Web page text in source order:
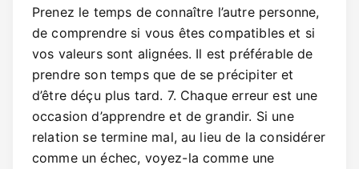
Prenez le temps de connaître l’autre personne,
de comprendre si vous êtes compatibles et si
vos valeurs sont alignées. Il est préférable de
prendre son temps que de se précipiter et
d’être déçu plus tard. 7. Chaque erreur est une
occasion d’apprendre et de grandir. Si une
relation se termine mal, au lieu de la considérer
comme un échec, voyez-la comme une